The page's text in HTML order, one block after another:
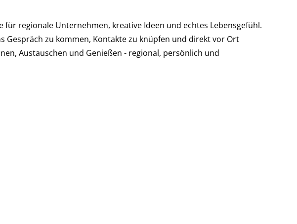
für regionale Unternehmen, kreative Ideen und echtes Lebensgefühl.
Gespräch zu kommen, Kontakte zu knüpfen und direkt vor Ort
Austauschen und Genießen - regional, persönlich und